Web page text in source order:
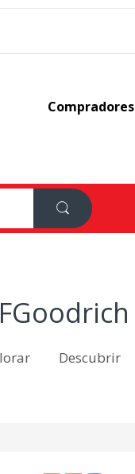
Compradores
Descubrir